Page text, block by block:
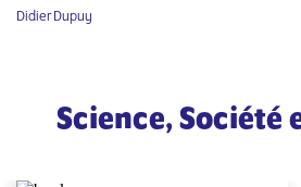
Didier Dupuy
Science, Société